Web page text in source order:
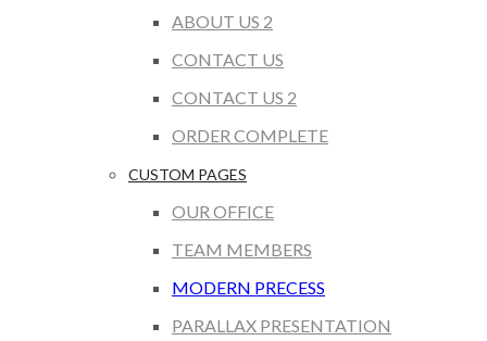
ABOUT US 2
CONTACT US
CONTACT US 2
ORDER COMPLETE
CUSTOM PAGES
OUR OFFICE
TEAM MEMBERS
MODERN PRECESS
PARALLAX PRESENTATION